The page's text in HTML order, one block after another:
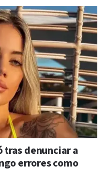
tras denunciar a
errores como